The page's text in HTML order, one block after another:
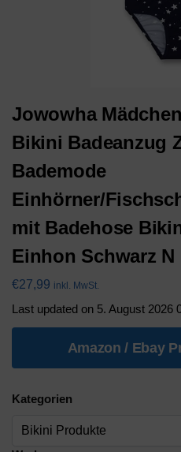
Jowowha
Bikini Badeanzug
Bademode
Einhörner/
mit Badehose
Einhon Schwarz N
€27,99 inkl. MwSt.
Last updated on 5. August 2026
Amazon / Ebay
Kategorien